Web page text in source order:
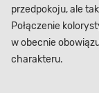
przedpokoju, ale
Połączenie
w obecnie
charakteru.